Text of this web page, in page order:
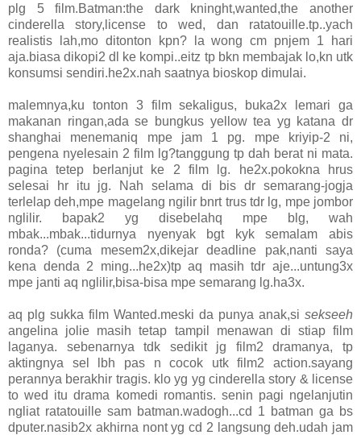
plg 5 film.Batman:the dark kninght,wanted,the another
cinderella story,license to wed, dan ratatouille.tp..yach
realistis lah,mo ditonton kpn? la wong cm pnjem 1 hari
aja.biasa dikopi2 dl ke kompi..eitz tp bkn membajak lo,kn utk
konsumsi sendiri.he2x.nah saatnya bioskop dimulai.
malemnya,ku tonton 3 film sekaligus, buka2x lemari ga
makanan ringan,ada se bungkus yellow tea yg katana dr
shanghai menemaniq mpe jam 1 pg. mpe kriyip-2 ni,
pengena nyelesain 2 film lg?tanggung tp dah berat ni mata.
pagina tetep berlanjut ke 2 film lg. he2x.pokokna hrus
selesai hr itu jg. Nah selama di bis dr semarang-jogja
terlelap deh,mpe magelang ngilir bnrt trus tdr lg, mpe jombor
nglilir. bapak2 yg disebelahq mpe blg, wah
mbak...mbak...tidurnya nyenyak bgt kyk semalam abis
ronda? (cuma mesem2x,dikejar deadline pak,nanti saya
kena denda 2 ming...he2x)tp aq masih tdr aje...untung3x
mpe janti aq nglilir,bisa-bisa mpe semarang lg.ha3x.
aq plg sukka film Wanted.meski da punya anak,si sekseeh
angelina jolie masih tetap tampil menawan di stiap film
laganya. sebenarnya tdk sedikit jg film2 dramanya, tp
aktingnya sel lbh pas n cocok utk film2 action.sayang
perannya berakhir tragis. klo yg yg cinderella story & license
to wed itu drama komedi romantis. senin pagi ngelanjutin
ngliat ratatouille sam batman.wadogh...cd 1 batman ga bs
dputer.nasib2x akhirna nont yg cd 2 langsung deh.udah jam